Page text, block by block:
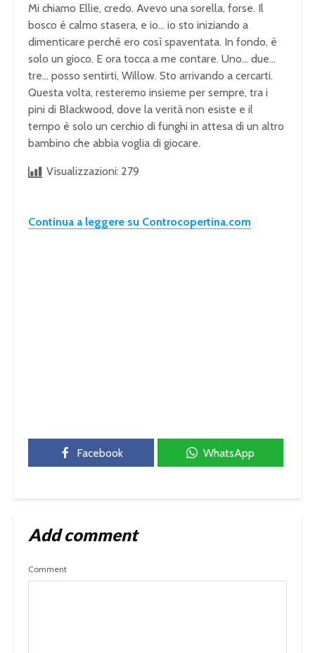
Mi chiamo Ellie, credo. Avevo una sorella, forse. Il
bosco è calmo stasera, e io… io sto iniziando a
dimenticare perché ero così spaventata. In fondo, è
solo un gioco. E ora tocca a me contare. Uno… due…
tre… posso sentirti, Willow. Sto arrivando a cercarti.
Questa volta, resteremo insieme per sempre, tra i
pini di Blackwood, dove la verità non esiste e il
tempo è solo un cerchio di funghi in attesa di un altro
bambino che abbia voglia di giocare.
Visualizzazioni: 279
Continua a leggere su Controcopertina.com
Facebook WhatsApp
Add comment
Comment